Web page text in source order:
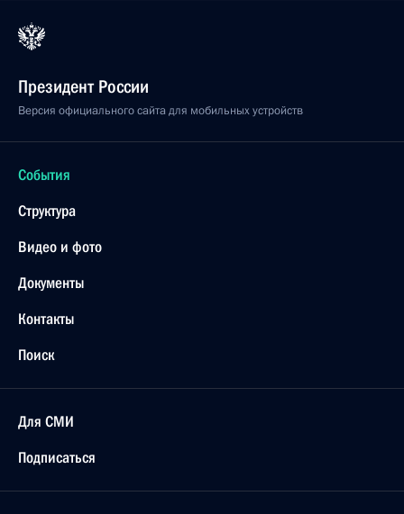
Президент России
Версия официального сайта для мобильных устройств
События
Структура
Видео и фото
Документы
Контакты
Поиск
Для СМИ
Подписаться